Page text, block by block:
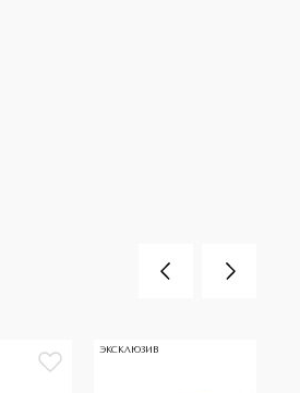
ЭКСКЛЮЗИВ